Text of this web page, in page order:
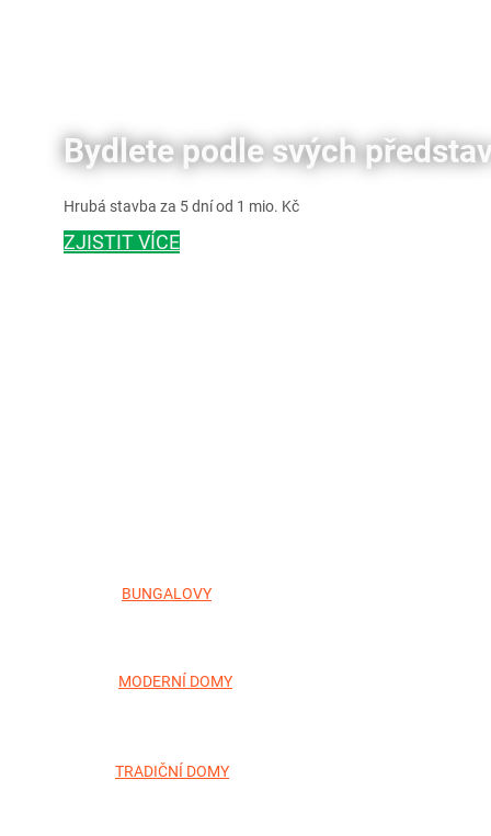
Bydlete podle svých
Hrubá stavba za 5 dní od 1 mio. Kč
ZJISTIT VÍCE
BUNGALOVY
MODERNÍ DOMY
TRADIČNÍ DOMY